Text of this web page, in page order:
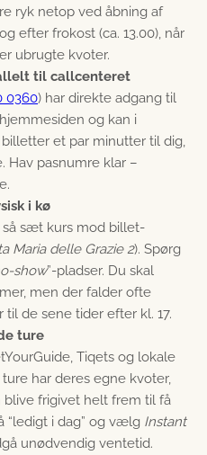
ryk netop ved åbning af
efter frokost (ca. 13.00), når
ubrugte kvoter.
til callcenteret
0360) har direkte adgang til
og kan i
et par minutter til dig,
Hav pasnumre klar –
i kø
så sæt kurs mod billet­
Maria delle Grazie 2). Spørg
show”-pladser. Du skal
men der falder ofte
de sene tider efter kl. 17.
ture
Tiqets og lokale
har deres egne kvoter,
frigivet helt frem til få
“ledigt i dag” og vælg Instant
unødvendig ventetid.